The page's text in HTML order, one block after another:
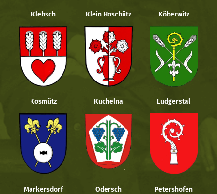
Klebsch Klein Hoschütz Köberwitz
Kosmütz Kuchelna Ludgerstal
Markersdorf Odersch Petershofen